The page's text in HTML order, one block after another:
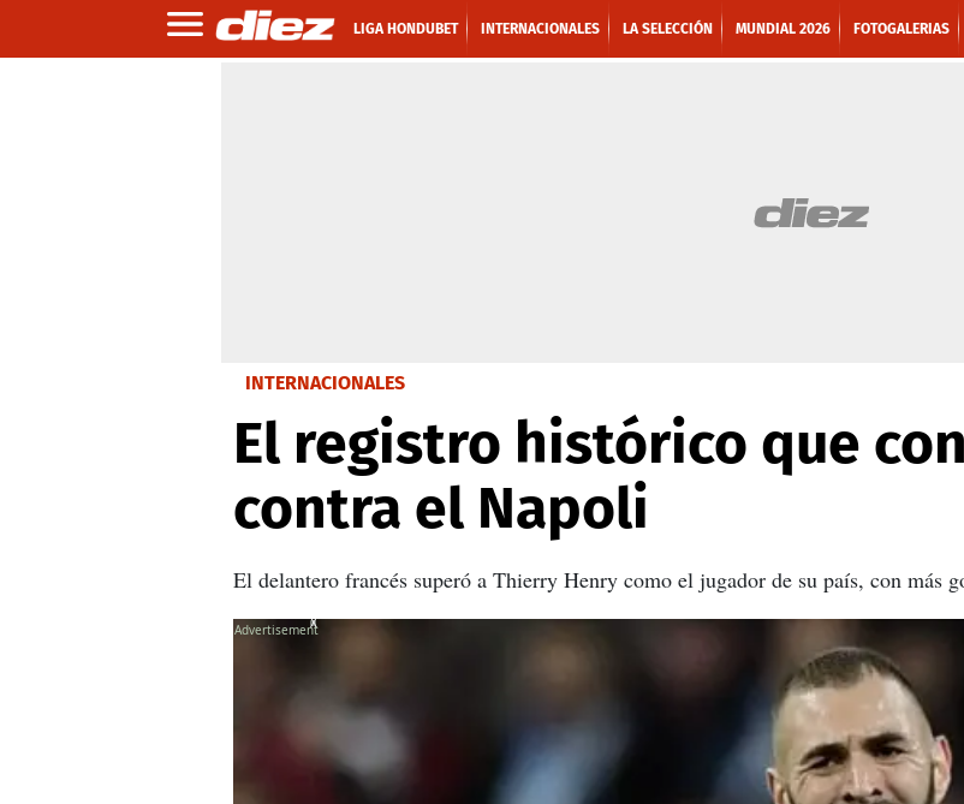
LIGA HONDUBET INTERNACIONALES LA SELECCIÓN MUNDIAL 2026 FOTOGALERIAS
INTERNACIONALES
El registro histórico que
contra el Napoli
El delantero francés superó a Thierry Henry como el jugador de su país, con más
X